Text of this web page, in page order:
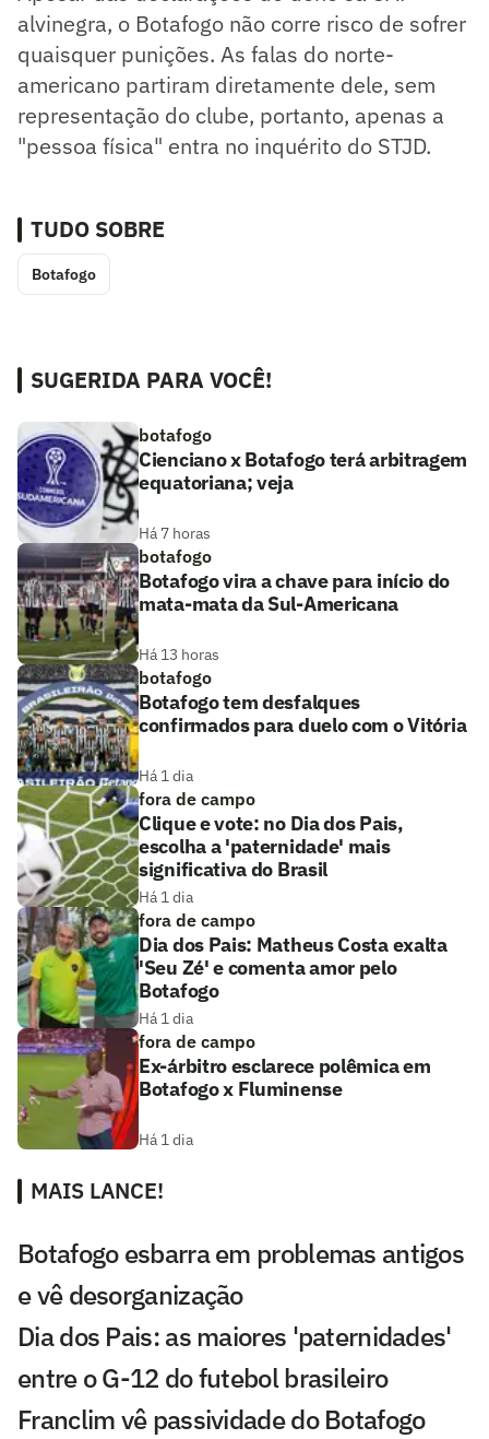
alvinegra, o Botafogo não corre risco de sofrer
quaisquer punições. As falas do norte-
americano partiram diretamente dele, sem
representação do clube, portanto, apenas a
"pessoa física" entra no inquérito do STJD.
TUDO SOBRE
Botafogo
SUGERIDA PARA VOCÊ!
botafogo
Cienciano x Botafogo terá arbitragem
equatoriana; veja
Há 7 horas
botafogo
Botafogo vira a chave para início do
mata-mata da Sul-Americana
Há 13 horas
botafogo
Botafogo tem desfalques
confirmados para duelo com o Vitória
Há 1 dia
fora de campo
Clique e vote: no Dia dos Pais,
escolha a 'paternidade' mais
significativa do Brasil
Há 1 dia
fora de campo
Dia dos Pais: Matheus Costa exalta
'Seu Zé' e comenta amor pelo
Botafogo
Há 1 dia
fora de campo
Ex-árbitro esclarece polêmica em
Botafogo x Fluminense
Há 1 dia
MAIS LANCE!
Botafogo esbarra em problemas antigos
e vê desorganização
Dia dos Pais: as maiores 'paternidades'
entre o G-12 do futebol brasileiro
Franclim vê passividade do Botafogo